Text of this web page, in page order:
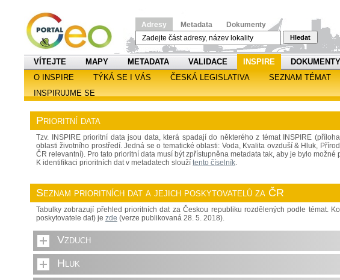
Adresy Metadata Dokumenty
Hledat
VÍTEJTE MAPY METADATA VALIDACE INSPIRE DOKUMENTY
O INSPIRE
TÝKÁ SE I VÁS ČESKÁ LEGISLATIVA SEZNAM TÉMAT
INSPIRUJME SE
Prioritní data
Tzv. INSPIRE prioritní data jsou data, která spadají do některého z témat INSPIRE
oblasti životního prostředí. Jedná se o tematické oblasti: Voda, Kvalita ovzduší & Hluk,
ČR relevantní). Pro tato prioritní data musí být zpřístupněna metadata tak, aby je bylo možné
K identifikaci prioritních dat v metadatech slouží tento číselník.
Seznam prioritních dat a jejich poskytovatelů za ČR
Tabulky zobrazují přehled prioritních dat za Českou republiku rozdělených podle témat.
poskytovatele dat) je zde (verze publikovaná 28. 5. 2018).
Vzduch
Hluk